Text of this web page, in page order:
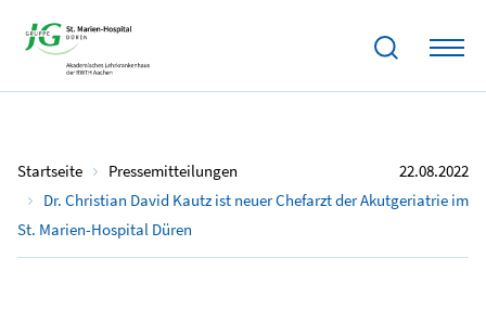
Startseite
Pressemitteilungen
Dr. Christian David Kautz ist neuer Chefarzt der Akutgeriatrie im
St. Marien-Hospital Düren
22.08.2022